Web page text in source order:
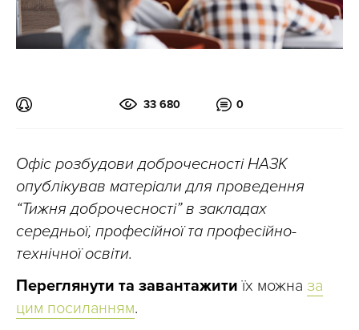
33 680 0
Офіс розбудови доброчесності НАЗК
опублікував матеріали для проведення
“Тижня доброчесності” в закладах
середньої, професійної та професійно-
технічної освіти.
Переглянути та завантажити їх можна за
цим посиланням.